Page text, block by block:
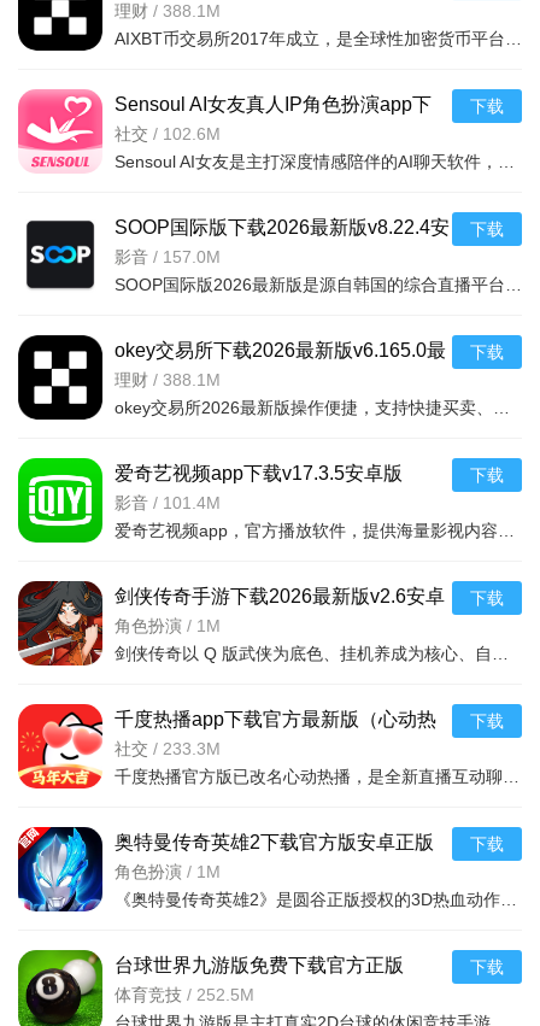
v6.165.0官方版
理财 / 388.1M
Sensoul AI女友真人IP角色扮演app下
载官方安卓版v1.0.2安卓最新版
社交 / 102.6M
下载
SOOP国际版下载2026最新版v8.22.4安
卓版
影音 / 157.0M
下载
okey交易所下载2026最新版v6.165.0最
新版
理财 / 388.1M
下载
爱奇艺视频app下载v17.3.5安卓版
影音 / 101.4M
下载
剑侠传奇手游下载2026最新版v2.6安卓
版
角色扮演 / 1M
下载
千度热播app下载官方最新版（心动热
播）v9.9.44安卓最新版
社交 / 233.3M
下载
奥特曼传奇英雄2下载官方版安卓正版
手游v3.1.0最新版
角色扮演 / 1M
下载
台球世界九游版免费下载官方正版
v6.79002安卓版
体育竞技 / 252.5M
下载